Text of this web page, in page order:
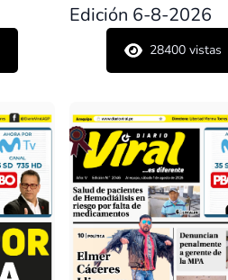
Edición 6-8-2026
28400vistas